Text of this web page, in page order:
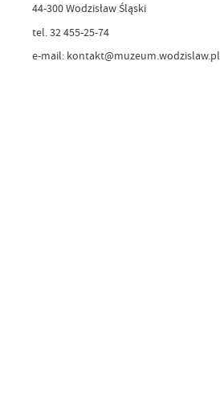
44-300 Wodzisław Śląski
tel. 32 455-25-74
e-mail: kontakt@muzeum.wodzislaw.pl